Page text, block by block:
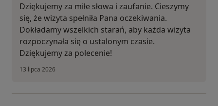
Dziękujemy za miłe słowa i zaufanie. Cieszymy
się, że wizyta spełniła Pana oczekiwania.
Dokładamy wszelkich starań, aby każda wizyta
rozpoczynała się o ustalonym czasie.
Dziękujemy za polecenie!
13 lipca 2026